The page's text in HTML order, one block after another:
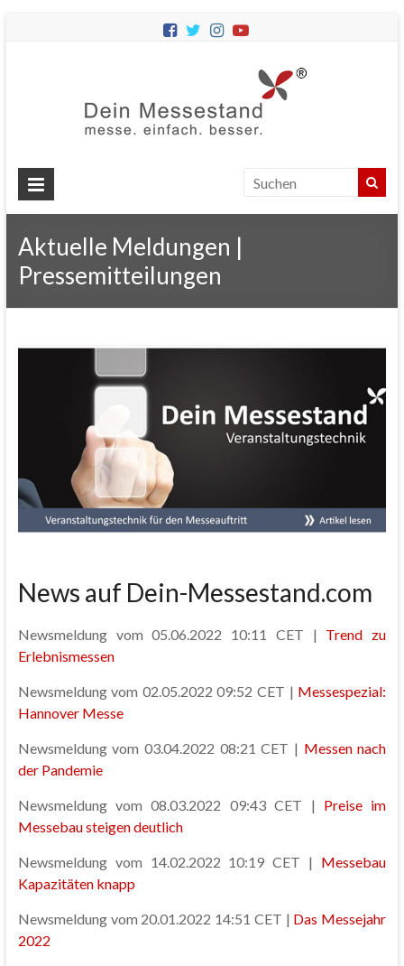
Messestände
für
Aktuelle Meldungen |
Pressemitteilungen
News auf Dein-Messestand.com
Newsmeldung vom 05.06.2022 10:11 CET | Trend zu
Erlebnismessen
Newsmeldung vom 02.05.2022 09:52 CET | Messespezial:
Hannover Messe
Newsmeldung vom 03.04.2022 08:21 CET | Messen nach
der Pandemie
Newsmeldung vom 08.03.2022 09:43 CET | Preise im
Messebau steigen deutlich
Newsmeldung vom 14.02.2022 10:19 CET | Messebau
Kapazitäten knapp
Newsmeldung vom 20.01.2022 14:51 CET | Das Messejahr
2022